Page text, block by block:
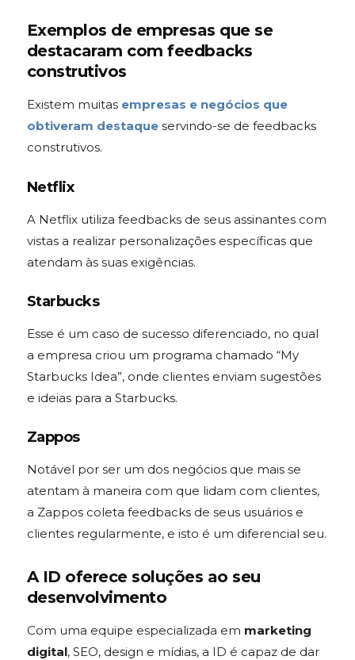
Exemplos de empresas que se
destacaram com feedbacks
construtivos
Existem muitas empresas e negócios que
obtiveram destaque servindo-se de feedbacks
construtivos.
Netflix
A Netflix utiliza feedbacks de seus assinantes com
vistas a realizar personalizações específicas que
atendam às suas exigências.
Starbucks
Esse é um caso de sucesso diferenciado, no qual
a empresa criou um programa chamado “My
Starbucks Idea”, onde clientes enviam sugestões
e ideias para a Starbucks.
Zappos
Notável por ser um dos negócios que mais se
atentam à maneira com que lidam com clientes,
a Zappos coleta feedbacks de seus usuários e
clientes regularmente, e isto é um diferencial seu.
A ID oferece soluções ao seu
desenvolvimento
Com uma equipe especializada em marketing
digital, SEO, design e mídias, a ID é capaz de dar